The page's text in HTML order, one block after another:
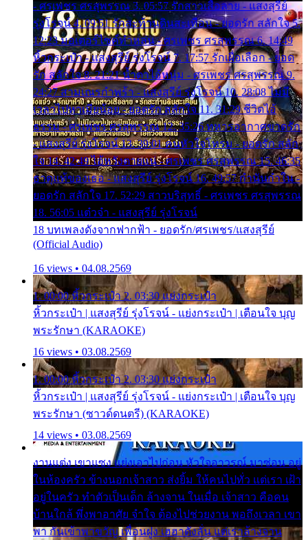
- ศรเพชร ศรสุพรรณ 3. 05:57 รักสาวเสื้อลาย - แสงสุรีย์
รุ่งโรจน์ 4. 09:51 รักสะท้านดินสะเทือน - ยอดรัก สลักใจ 5.
12:23 มอเตอร์ไซค์ทำหล่น - ศรเพชร ศรสุพรรณ 6. 14:49
หิ้วกระเป๋า - แสงสุรีย์ รุ่งโรจน์ 7. 17:57 รักเผื่อเลือก - ยอด
รัก สลักใจ 8. 21:21 น้ำตาไอ้หนุ่ม - ศรเพชร ศรสุพรรณ 9.
24:27 สามเณรกำพร้า - แสงสุรีย์ รุ่งโรจน์ 10. 28:08 ไม่มี
เวลาไปหาเมียน้อย - ยอดรัก สลักใจ 11. 31:29 ชีวิตไอ้
ธรรม - ศรเพชร ศรสุพรรณ 12. 35:26 ทหารอากาศขาดรัก
- แสงสุรีย์ รุ่งโรจน์ 13. 39:01 คนหัวใจโทรม - ยอดรัก สลัก
ใจ 14. 42:49 ไอ้หวังตายแน่ - ศรเพชร ศรสุพรรณ 15. 46:35
ธาตุแท้ของเธอ - แสงสุรีย์ รุ่งโรจน์ 16. 49:57 กำนันกำใน -
ยอดรัก สลักใจ 17. 52:29 สาวบริสุทธิ์ - ศรเพชร ศรสุพรรณ
18. 56:05 แต๋วจ๋า - แสงสุรีย์ รุ่งโรจน์
18 บทเพลงดังจากฟากฟ้า - ยอดรัก/ศรเพชร/แสงสุรีย์
(Official Audio)
16 views • 04.08.2569
1. 00:00 หิ้วกระเป๋า 2. 03:30 แย่งกระเป๋า
หิ้วกระเป๋า | แสงสุรีย์ รุ่งโรจน์ - แย่งกระเป๋า | เตือนใจ บุญ
พระรักษา (KARAOKE)
16 views • 03.08.2569
1. 00:00 หิ้วกระเป๋า 2. 03:30 แย่งกระเป๋า
หิ้วกระเป๋า | แสงสุรีย์ รุ่งโรจน์ - แย่งกระเป๋า | เตือนใจ บุญ
พระรักษา (ซาวด์ดนตรี) (KARAOKE)
14 views • 03.08.2569
งานแต่ง เขาแซง แย่งเอาไปก่อน หัวใจอาวรณ์ มาซ่อน อยู่
ในห้องครัว ข้างนอกเจ้าสาว ส่งยิ้ม ให้คนไปทั่ว แต่เรา เฝ้า
อยู่ในครัว ทำตัวเป็นเด็ก ล้างจาน ในเมื่อ เจ้าสาว คือคน
บ้านใกล้ พึ่งพาอาศัย จำใจ ต้องไปช่วยงาน พอถึงเวลา เขา
พา กันเข้าพาขวัญ เพื่อนฝูง เฮฮาดังลั่น แต่เราล้างจาน